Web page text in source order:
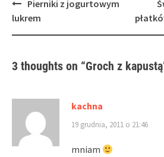
navigation
Pierniki z jogurtowym
lukrem
3 thoughts on “Groch z kapustą
kachna
19 grudnia, 2011 o 21:46
mniam